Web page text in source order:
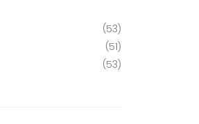
53
51
53